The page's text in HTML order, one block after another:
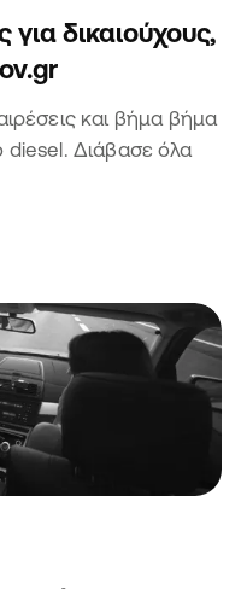
δικαιούχους,
και βήμα βήμα
diesel. Διάβασε όλα